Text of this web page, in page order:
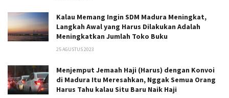
Kalau Memang Ingin SDM Madura Meningkat,
Langkah Awal yang Harus Dilakukan Adalah
Meningkatkan Jumlah Toko Buku
25 AGUSTUS 2023
Menjemput Jemaah Haji (Harus) dengan Konvoi
di Madura Itu Meresahkan, Nggak Semua Orang
Harus Tahu kalau Situ Baru Naik Haji